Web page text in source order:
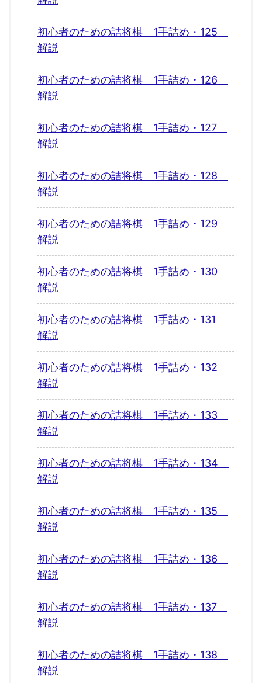
初心者のための詰将棋 1手詰め・125
解説
初心者のための詰将棋 1手詰め・126
解説
初心者のための詰将棋 1手詰め・127
解説
初心者のための詰将棋 1手詰め・128
解説
初心者のための詰将棋 1手詰め・129
解説
初心者のための詰将棋 1手詰め・130
解説
初心者のための詰将棋 1手詰め・131
解説
初心者のための詰将棋 1手詰め・132
解説
初心者のための詰将棋 1手詰め・133
解説
初心者のための詰将棋 1手詰め・134
解説
初心者のための詰将棋 1手詰め・135
解説
初心者のための詰将棋 1手詰め・136
解説
初心者のための詰将棋 1手詰め・137
解説
初心者のための詰将棋 1手詰め・138
解説